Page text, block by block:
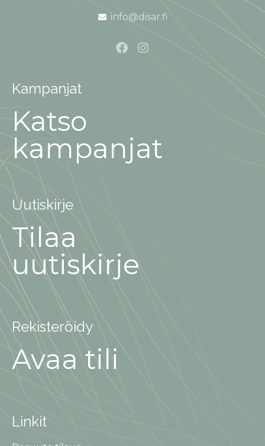
info@disar.fi
Kampanjat
Katso
kampanjat
Uutiskirje
Tilaa
uutiskirje
Rekisteröidy
Avaa tili
Linkit